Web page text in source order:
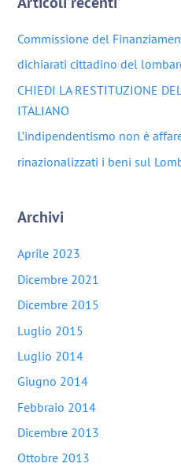
Commissione del
dichiarati cittadino del
CHIEDI LA RESTITUZIONE
ITALIANO
L’indipendentismo non è
rinazionalizzati i beni sul
Archivi
Aprile 2023
Dicembre 2021
Dicembre 2015
Luglio 2015
Luglio 2014
Giugno 2014
Febbraio 2014
Dicembre 2013
Ottobre 2013